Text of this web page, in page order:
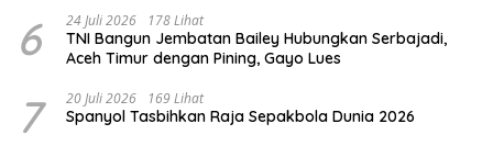
6 24 Juli 2026 178 Lihat
TNI Bangun Jembatan Bailey Hubungkan Serbajadi,
Aceh Timur dengan Pining, Gayo Lues
7 20 Juli 2026 169 Lihat
Spanyol Tasbihkan Raja Sepakbola Dunia 2026